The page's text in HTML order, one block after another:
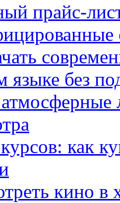
прайс-
языке без
как
кино в